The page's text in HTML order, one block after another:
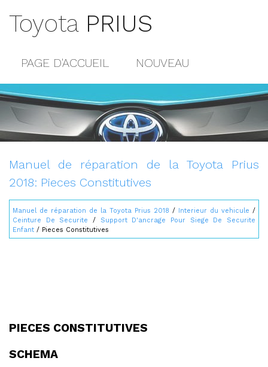
Toyota PRIUS
PAGE D'ACCUEIL NOUVEAU
POPULAIRE
CONTACTS
Manuel de réparation de la Toyota Prius
2018: Pieces Constitutives
Manuel de réparation de la Toyota Prius 2018 / Interieur du vehicule /
Ceinture De Securite
/
Support D'ancrage Pour Siege De Securite
Enfant / Pieces Constitutives
PIECES CONSTITUTIVES
SCHEMA